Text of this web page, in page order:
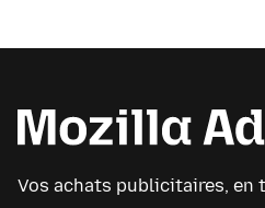
Vos achats publicitaires, en